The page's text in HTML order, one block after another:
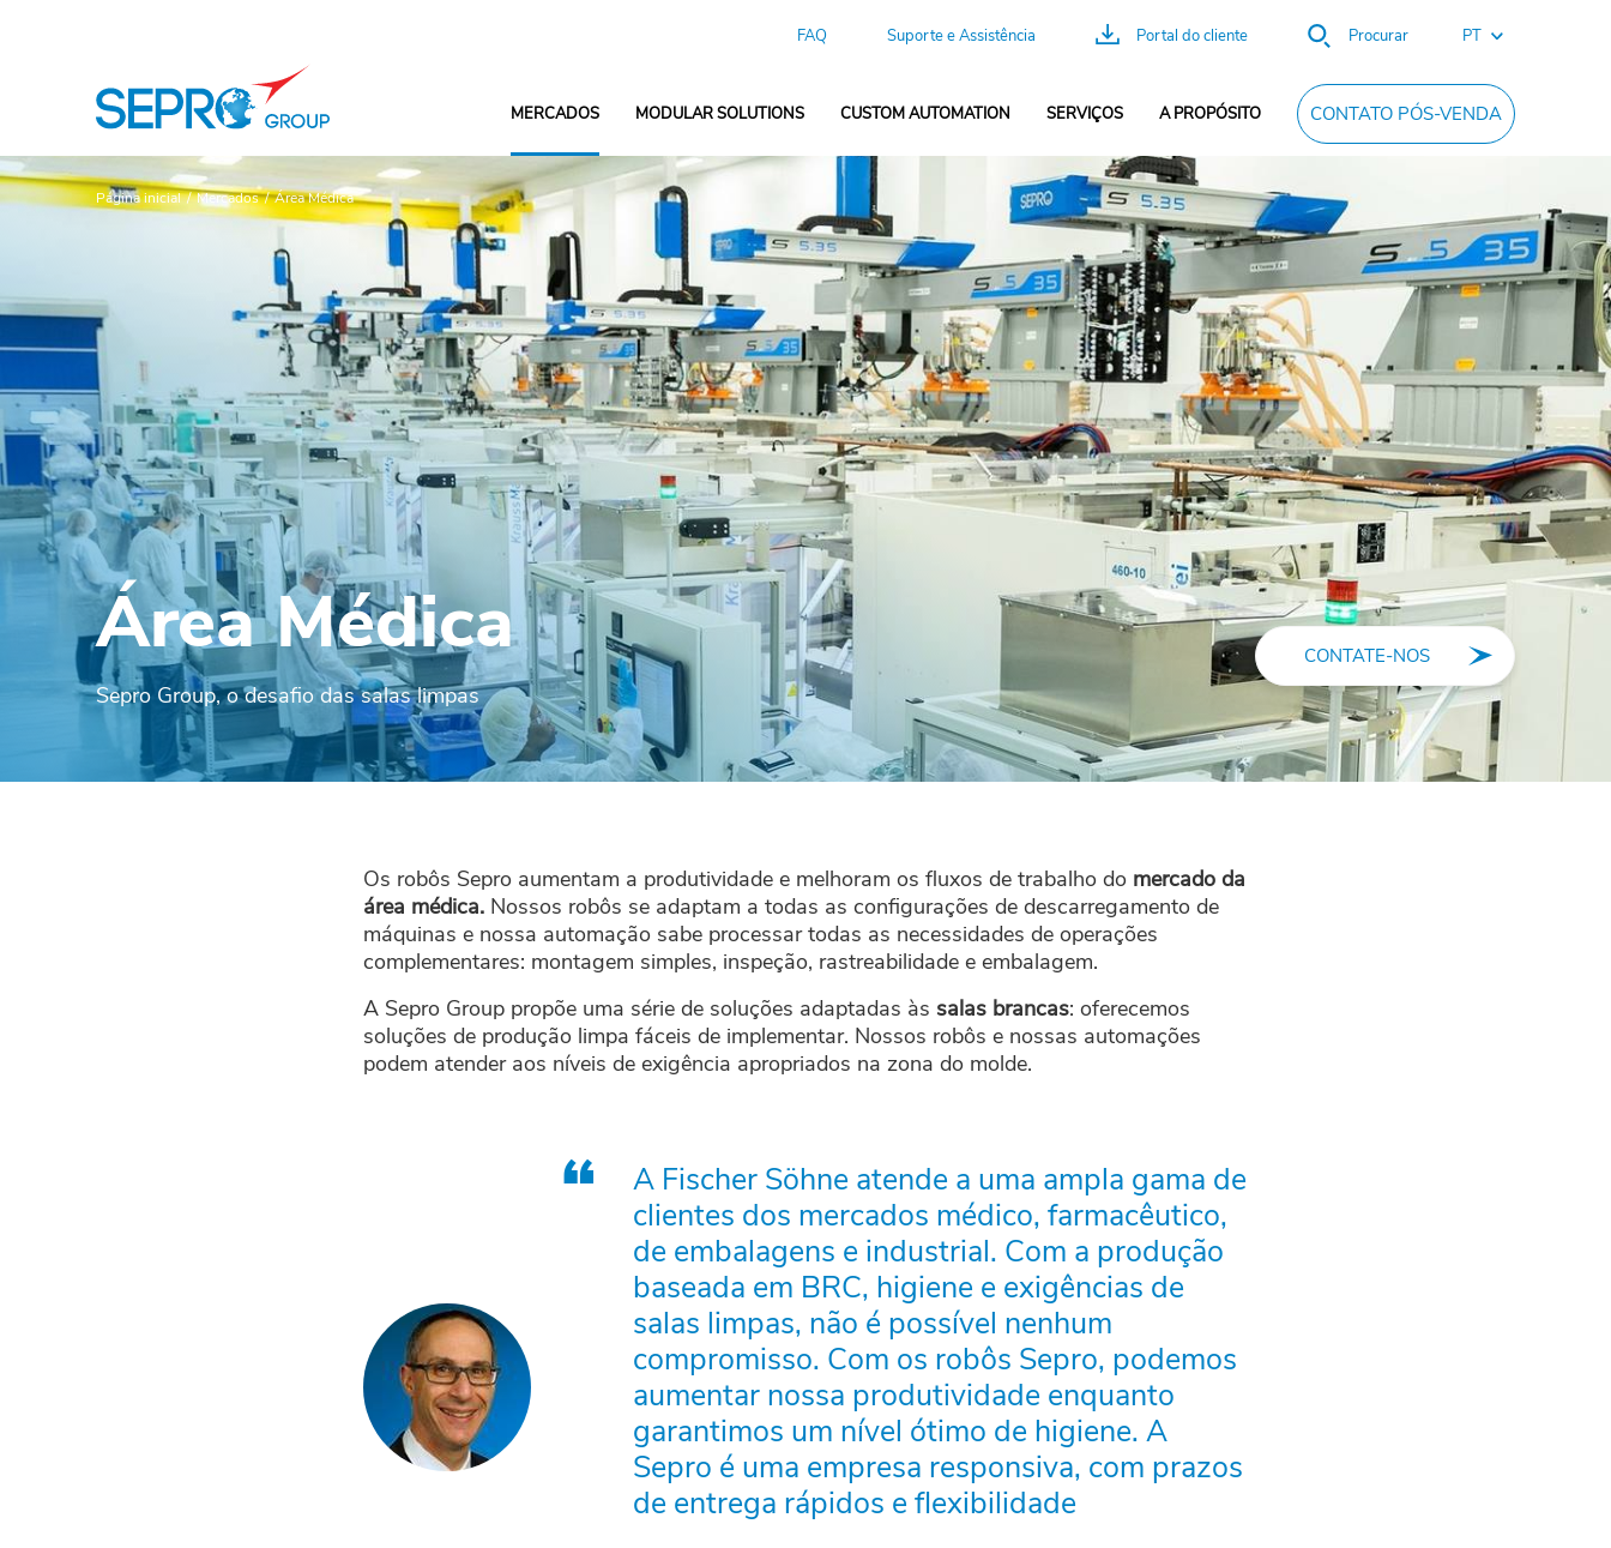
FAQ Suporte e Assistência Portal do cliente Procurar PT
DE
FR
CN
MERCADOS MODULAR SOLUTIONS CUSTOM AUTOMATION SERVIÇOS A PROPÓSITO CONTATO PÓS-VENDA
Página inicial Mercados Área Médica
Área Médica
Sepro Group, o desafio das salas limpas
CONTATE-NOS
Os robôs Sepro aumentam a produtividade e melhoram os fluxos de trabalho do mercado da
área médica. Nossos robôs se adaptam a todas as configurações de descarregamento de
máquinas e nossa automação sabe processar todas as necessidades de operações
complementares: montagem simples, inspeção, rastreabilidade e embalagem.
A Sepro Group propõe uma série de soluções adaptadas às salas brancas: oferecemos
soluções de produção limpa fáceis de implementar. Nossos robôs e nossas automações
podem atender aos níveis de exigência apropriados na zona do molde.
A Fischer Söhne atende a uma ampla gama de
clientes dos mercados médico, farmacêutico,
de embalagens e industrial. Com a produção
baseada em BRC, higiene e exigências de
salas limpas, não é possível nenhum
compromisso. Com os robôs Sepro, podemos
aumentar nossa produtividade enquanto
garantimos um nível ótimo de higiene. A
Sepro é uma empresa responsiva, com prazos
de entrega rápidos e flexibilidade